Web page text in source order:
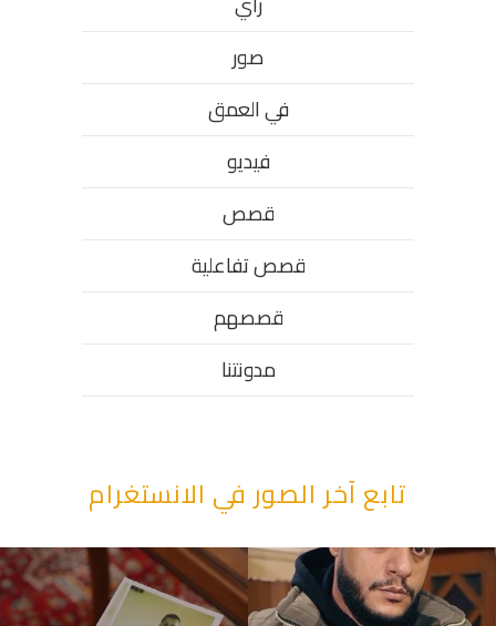
صور
في العمق
فيديو
قصص
قصص تفاعلية
قصصهم
مدونتنا
تابع آخر الصور في الانستغرام
“وقت بيمرق العيد.. ببكي.” ف